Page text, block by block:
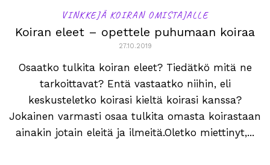
VINKKEJÄ KOIRAN OMISTAJALLE
Koiran eleet – opettele puhumaan koiraa
27.10.2019
Osaatko tulkita koiran eleet? Tiedätkö mitä ne
tarkoittavat? Entä vastaatko niihin, eli
keskusteletko koirasi kieltä koirasi kanssa?
Jokainen varmasti osaa tulkita omasta koirastaan
ainakin jotain eleitä ja ilmeitä.Oletko miettinyt,...